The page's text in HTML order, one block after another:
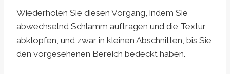
Wiederholen Sie diesen Vorgang, indem Sie
abwechselnd Schlamm auftragen und die Textur
abklopfen, und zwar in kleinen Abschnitten, bis Sie
den vorgesehenen Bereich bedeckt haben.